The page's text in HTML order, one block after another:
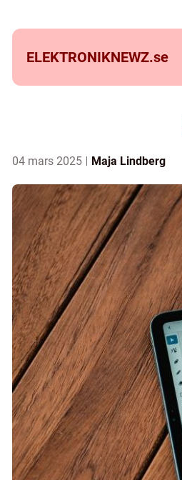
ELEKTRONIKNEWZ.se
04 mars 2025 Maja Lindberg